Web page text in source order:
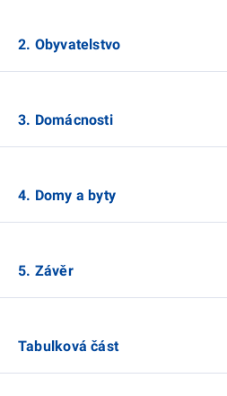
2. Obyvatelstvo
3. Domácnosti
4. Domy a byty
5. Závěr
Tabulková část